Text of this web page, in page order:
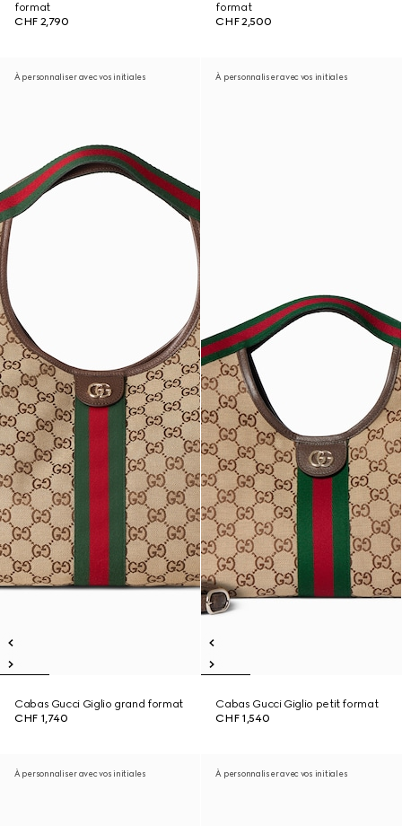
format
CHF 2,790
format
CHF 2,500
À personnaliser avec vos initiales
Cabas Gucci Giglio grand format
CHF 1,740
À personnaliser avec vos initiales
Cabas Gucci Giglio petit format
CHF 1,540
À personnaliser avec vos initiales À personnaliser avec vos initiales